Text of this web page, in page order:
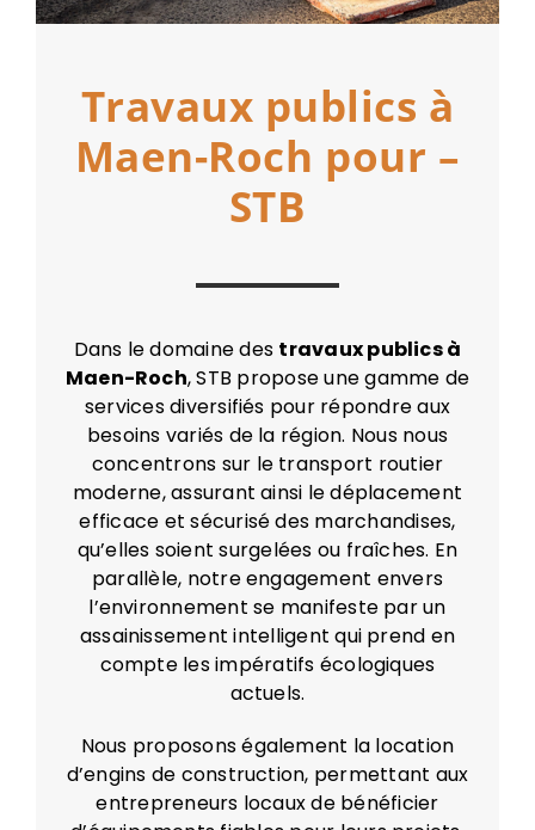
Travaux publics à
Maen-Roch pour –
STB
Dans le domaine des travaux publics à
Maen-Roch, STB propose une gamme de
services diversifiés pour répondre aux
besoins variés de la région. Nous nous
concentrons sur le transport routier
moderne, assurant ainsi le déplacement
efficace et sécurisé des marchandises,
qu’elles soient surgelées ou fraîches. En
parallèle, notre engagement envers
l’environnement se manifeste par un
assainissement intelligent qui prend en
compte les impératifs écologiques
actuels.
Nous proposons également la location
d’engins de construction, permettant aux
entrepreneurs locaux de bénéficier